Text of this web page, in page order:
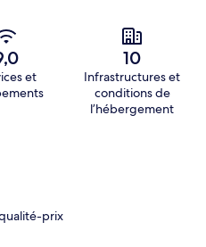
et
10
Infrastructures et
conditions de
l’hébergement
prix